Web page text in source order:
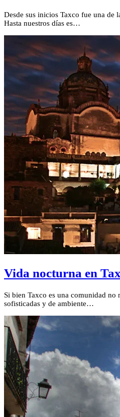
Desde sus inicios Taxco fue una de
Hasta nuestros días es…
Vida nocturna en
Si bien Taxco es una comunidad no
sofisticadas y de ambiente…